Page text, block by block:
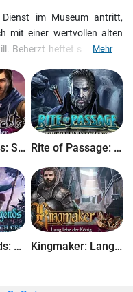
im Museum antritt,
mit einer wertvollen alten
Beherzt heftet sie sich an
kein Zurück gibt! Hilf
alten Tempel zu
Welt zu gelangen! Ein
Mehr
Persian Nights: Sand der Wunder Rite of Passage: Schwert und Schatten
Living Legends: Einbruch des Himmels Kingmaker: Lang lebe der König